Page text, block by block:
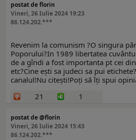
postat de florin
Vineri, 26 Iulie 2024 19:23
86.124.202.***
Revenim la comunism ?O singura
Poporului?In 1989 libertatea
de a gîndi a fost importanta pt cei
etc?Cine ești sa judeci sa pui
canalul!Nu citești!Poți să îți spui
21
1
postat de @florin
Vineri, 26 Iulie 2024 15:43
86.124.202.***